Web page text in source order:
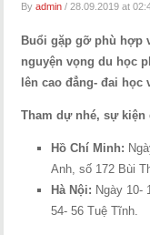
Byadmin /28.09.2019 at
Buổi gặp gỡ phù hợp
nguyện vọng du học
lên cao đẳng- đai học
Tham dự nhé, sự
Hồ Chí Minh:
Anh, số 172 Bùi
Hà Nội: Ngày 10-
54- 56 Tuệ Tĩnh.